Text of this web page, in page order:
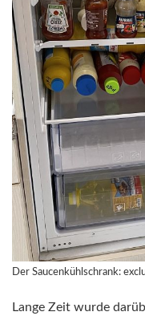
Der Saucenkühlschrank:
Lange Zeit wurde